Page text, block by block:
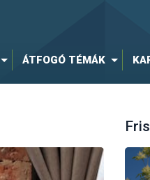
ÁTFOGÓ TÉMÁK